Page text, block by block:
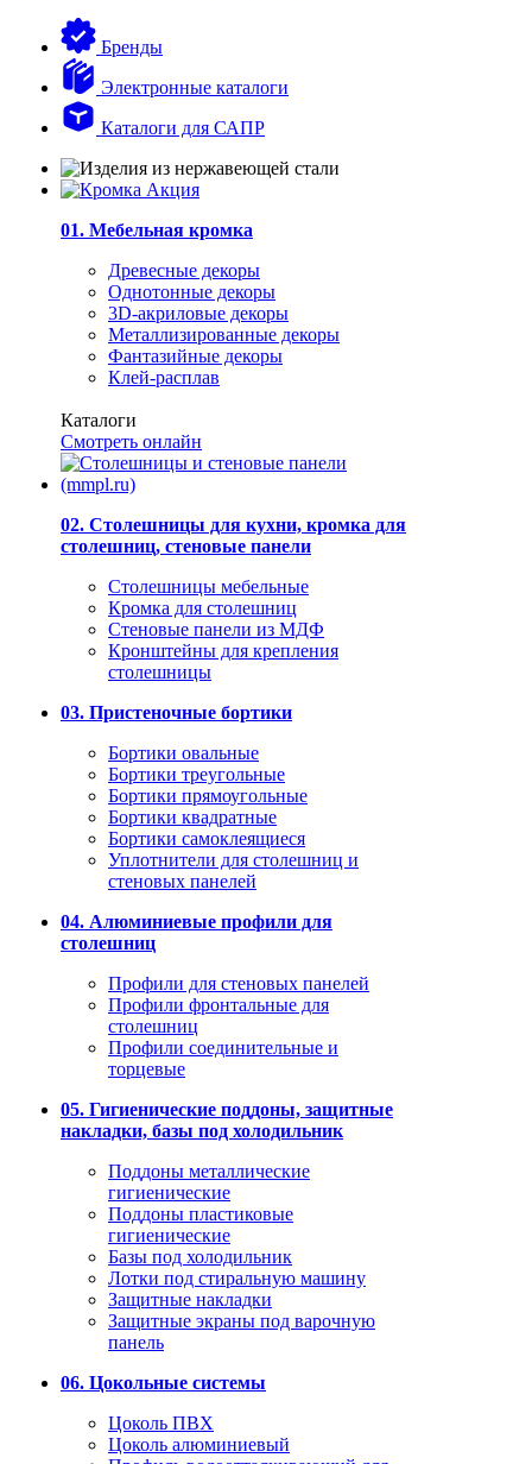
Бренды
Электронные каталоги
Каталоги для САПР
01. Мебельная кромка
Древесные декоры
Однотонные декоры
3D-акриловые декоры
Металлизированные декоры
Фантазийные декоры
Клей-расплав
Каталоги
Смотреть онлайн
02. Столешницы для кухни, кромка для
столешниц, стеновые панели
Столешницы мебельные
Кромка для столешниц
Стеновые панели из МДФ
Кронштейны для крепления
столешницы
03. Пристеночные бортики
Бортики овальные
Бортики треугольные
Бортики прямоугольные
Бортики квадратные
Бортики самоклеящиеся
Уплотнители для столешниц и
стеновых панелей
04. Алюминиевые профили для
столешниц
Профили для стеновых панелей
Профили фронтальные для
столешниц
Профили соединительные и
торцевые
05. Гигиенические поддоны, защитные
накладки, базы под холодильник
Поддоны металлические
гигиенические
Поддоны пластиковые
гигиенические
Базы под холодильник
Лотки под стиральную машину
Защитные накладки
Защитные экраны под варочную
панель
06. Цокольные системы
Цоколь ПВХ
Цоколь алюминиевый